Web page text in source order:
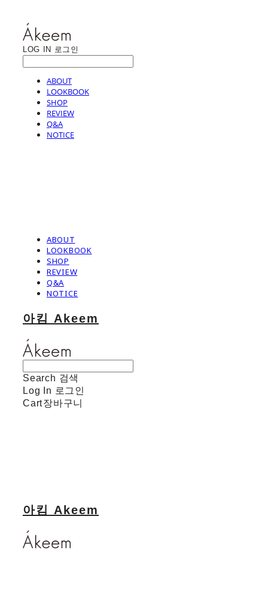
LOG IN 로그인
ABOUT
LOOKBOOK
SHOP
REVIEW
Q&A
NOTICE
ABOUT
LOOKBOOK
SHOP
REVIEW
Q&A
NOTICE
아킴 Akeem
Search 검색
Log In 로그인
Cart장바구니
아킴 Akeem